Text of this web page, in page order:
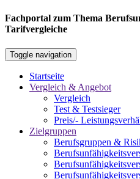
Fachportal zum Thema
Tarifvergleiche
Toggle navigation
Startseite
Vergleich & Angebot
Vergleich
Test & Testsieger
Preis/-
Zielgruppen
Berufsgruppen &